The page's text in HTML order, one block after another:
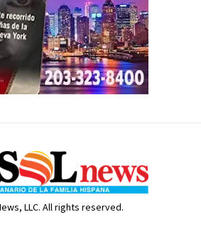
LLC. All rights reserved.